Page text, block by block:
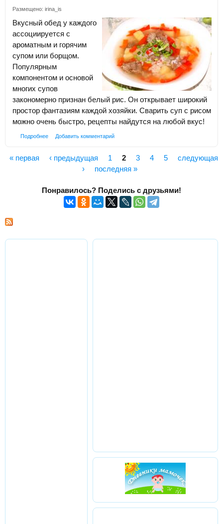
Размещено: irina_is
Вкусный обед у каждого
ассоциируется с
ароматным и горячим
супом или борщом.
Популярным
компонентом и основой
многих супов
закономерно признан белый рис. Он открывает широкий
простор фантазиям каждой хозяйки. Сварить суп с рисом
можно очень быстро, рецепты найдутся на любой вкус!
Подробнее Добавить комментарий
« первая ‹ предыдущая 1 2 3 4 5
следующая
›
последняя »
Понравилось? Поделись с друзьями!